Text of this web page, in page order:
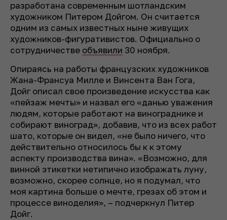
разработана современным шотландским
художником Питером Дойгом. Он считается
одним из самых известных ныне живущих
художников-фигуративистов. Официально о
сотрудничестве объявили 30 ноября.
Опираясь на работы французских художников
Жана-Франсуа Милле и Винсента Ван Гога,
Дойг описал свое произведение искусства как
«пейзаж мечты» и назвал его «данью уважения
людям, которые работают на винограднике и
собирают виноград», добавив, что из всех работ
шато, которые он видел, «не было ничего, что
действительно относилось бы к к этому
аспекту производства вина». «Возможно, для
винной этикетки нетипично изображать луну,
возможно, скорее солнце, но я подумал, что
моя картина больше о мечте, грезах об этом и
процессе виноделия», – подчеркнул Питер
Дойг.